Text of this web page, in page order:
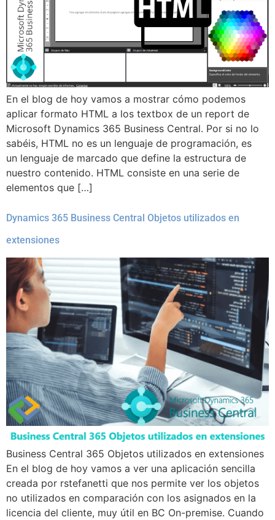
En el blog de hoy vamos a mostrar cómo podemos
aplicar formato HTML a los textbox de un report de
Microsoft Dynamics 365 Business Central. Por si no lo
sabéis, HTML no es un lenguaje de programación, es
un lenguaje de marcado que define la estructura de
nuestro contenido. HTML consiste en una serie de
elementos que […]
Dynamics 365 Business Central Objetos utilizados en
extensiones
Business Central 365 Objetos utilizados en extensiones
En el blog de hoy vamos a ver una aplicación sencilla
creada por rstefanetti que nos permite ver los objetos
no utilizados en comparación con los asignados en la
licencia del cliente, muy útil en BC On-premise. Cuando